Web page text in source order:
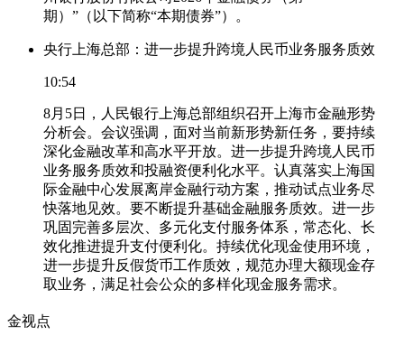
期）”（以下简称“本期债券”）。
央行上海总部：进一步提升跨境人民币业务服务质效
10:54
8月5日，人民银行上海总部组织召开上海市金融形势
分析会。会议强调，面对当前新形势新任务，要持续
深化金融改革和高水平开放。进一步提升跨境人民币
业务服务质效和投融资便利化水平。认真落实上海国
际金融中心发展离岸金融行动方案，推动试点业务尽
快落地见效。要不断提升基础金融服务质效。进一步
巩固完善多层次、多元化支付服务体系，常态化、长
效化推进提升支付便利化。持续优化现金使用环境，
进一步提升反假货币工作质效，规范办理大额现金存
取业务，满足社会公众的多样化现金服务需求。
金视点